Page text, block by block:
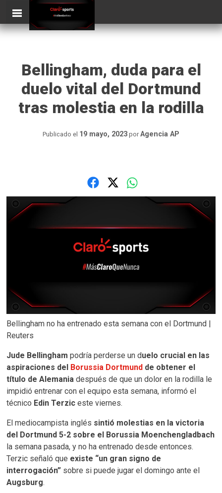
content
ClaroSports
Bellingham, duda para el
duelo vital del Dortmund
tras molestia en la rodilla
Publicado el 19 mayo, 2023 por Agencia AP
Bellingham no ha entrenado esta semana con el Dortmund |
Reuters
Jude Bellingham podría perderse un duelo crucial en las
aspiraciones del Borussia Dortmund de obtener el
título de Alemania después de que un dolor en la rodilla le
impidió entrenar con el equipo esta semana, informó el
técnico Edin Terzic este viernes.
El mediocampista inglés sintió molestias en la victoria
del Dortmund 5-2 sobre el Borussia Moenchengladbach
la semana pasada, y no ha entrenado desde entonces.
Terzic señaló que existe “un gran signo de
interrogación” sobre si puede jugar el domingo ante el
Augsburg.